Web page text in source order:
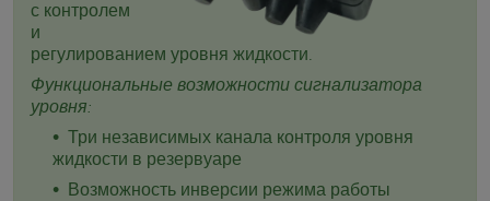
с контролем
и
регулированием уровня жидкости.
Функциональные возможности сигнализатора
уровня:
Три независимых канала контроля уровня
жидкости в резервуаре
Возможность инверсии режима работы